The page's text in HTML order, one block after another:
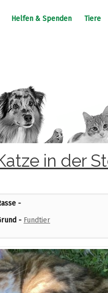
Helfen & Spenden Tiere
in der
-
- Fundtier